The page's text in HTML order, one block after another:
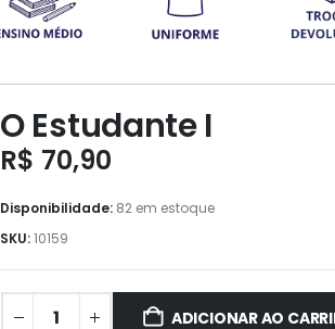
O Estudante I
R$ 70,90
Disponibilidade: 82 em estoque
SKU:10159
ADICIONAR AO